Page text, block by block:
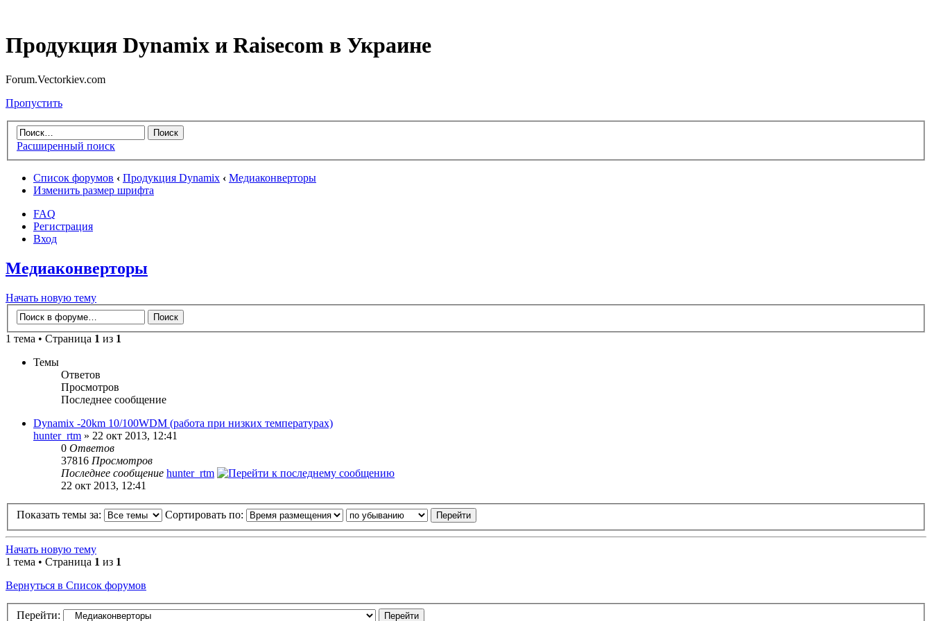
Продукция Dynamix и Raisecom в Украине
Forum.Vectorkiev.com
Пропустить
Расширенный поиск
Список форумов ‹ Продукция Dynamix ‹ Медиаконверторы
Изменить размер шрифта
FAQ
Регистрация
Вход
Медиаконверторы
Начать новую тему
1 тема • Страница 1 из 1
Темы
Ответов
Просмотров
Последнее сообщение
Dynamix -20km 10/100WDM (работа при низких температурах)
hunter_rtm » 22 окт 2013, 12:41
0 Ответов
37816 Просмотров
Последнее сообщение hunter_rtm
22 окт 2013, 12:41
Показать темы за: Сортировать по:
Начать новую тему
1 тема • Страница 1 из 1
Вернуться в Список форумов
Перейти: